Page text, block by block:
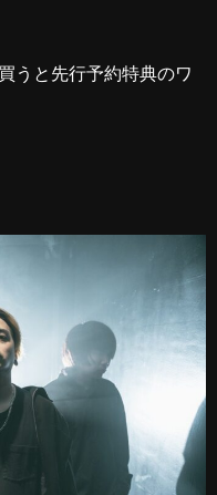
うと先行予約特典のワ